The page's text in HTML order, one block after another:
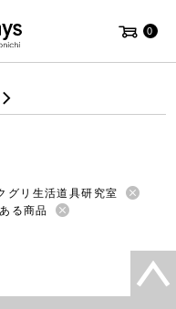
0
グリ生活道具研究室
る商品